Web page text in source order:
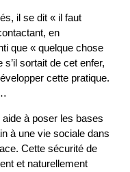
il se dit « il faut
en
que « quelque chose
sortait de cet enfer,
cette pratique.
aide à poser les bases
à une vie sociale dans
Cette sécurité de
et naturellement